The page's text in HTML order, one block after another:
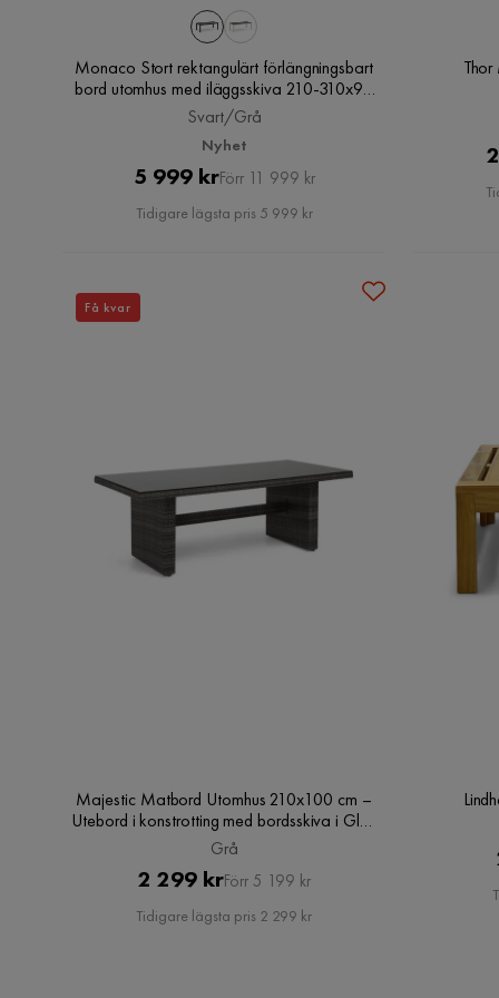
Monaco Stort rektangulärt förlängningsbart
bord utomhus med iläggsskiva 210-310x90
cm i aluminium/plast, Svart/Grå
Svart/Grå
Nyhet
Pris
5 999 krOriginal
Pris
Förr 11 999 kr
Tidigare lägsta pris 5 999 kr
Majestic Matbord Utomhus 210x100 cm –
Utebord i konstrotting med bordsskiva i Glas
för Trädgård och Altan, Grå
Grå
Pris
2 299 krOriginal
Pris
Förr 5 199 kr
Tidigare lägsta pris 2 299 kr
Få kvar